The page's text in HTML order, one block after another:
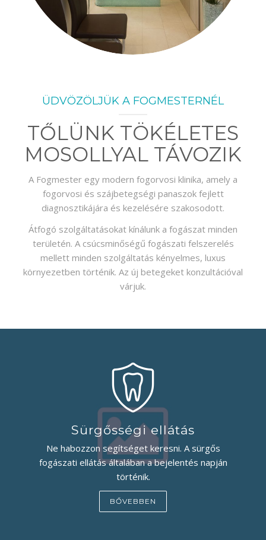
ÜDVÖZÖLJÜK A FOGMESTERNÉL
TŐLÜNK TÖKÉLETES
MOSOLLYAL TÁVOZIK
A Fogmester egy modern fogorvosi klinika, amely a
fogorvosi és szájbetegségi panaszok fejlett
diagnosztikájára és kezelésére szakosodott.
Átfogó szolgáltatásokat kínálunk a fogászat minden
területén. A csúcsminőségű fogászati felszerelés
mellett minden szolgáltatás kényelmes, luxus
környezetben történik. Az új betegeket konzultációval
várjuk.
Sürgősségi ellátás
Ne habozzon segítséget keresni. A sürgős
fogászati ellátás általában a bejelentés napján
történik.
BŐVEBBEN